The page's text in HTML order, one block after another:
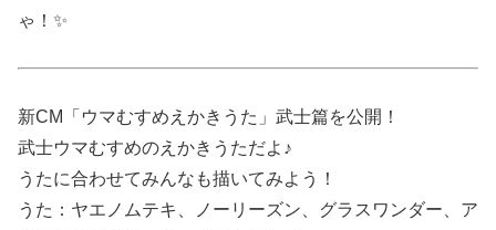
ゃ！✨
新CM「ウマむすめえかきうた」武士篇を公開！
武士ウマむすめのえかきうただよ♪
うたに合わせてみんなも描いてみよう！
うた：ヤエノムテキ、ノーリーズン、グラスワンダー、ア